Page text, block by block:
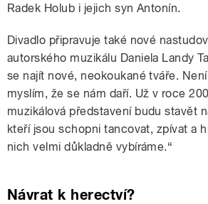
Radek Holub i jejich syn Antonín.
Divadlo připravuje také nové
autorského muzikálu Daniela Landy
se najít nové, neokoukané tváře.
myslím, že se nám daří. Už v roce
muzikálová představení budu stavět
kteří jsou schopni tancovat, zpívat a
nich velmi důkladně vybíráme.“
Návrat k herectví?